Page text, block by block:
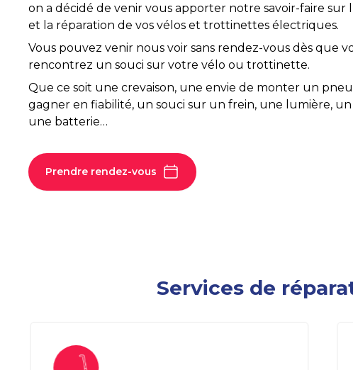
on a décidé de venir vous apporter notre savoir-faire sur
et la réparation de vos vélos et trottinettes électriques.
Vous pouvez venir nous voir sans rendez-vous dès que
rencontrez un souci sur votre vélo ou trottinette.
Que ce soit une crevaison, une envie de monter un
gagner en fiabilité, un souci sur un frein, une lumière,
une batterie…
Prendre rendez-vous
Services de